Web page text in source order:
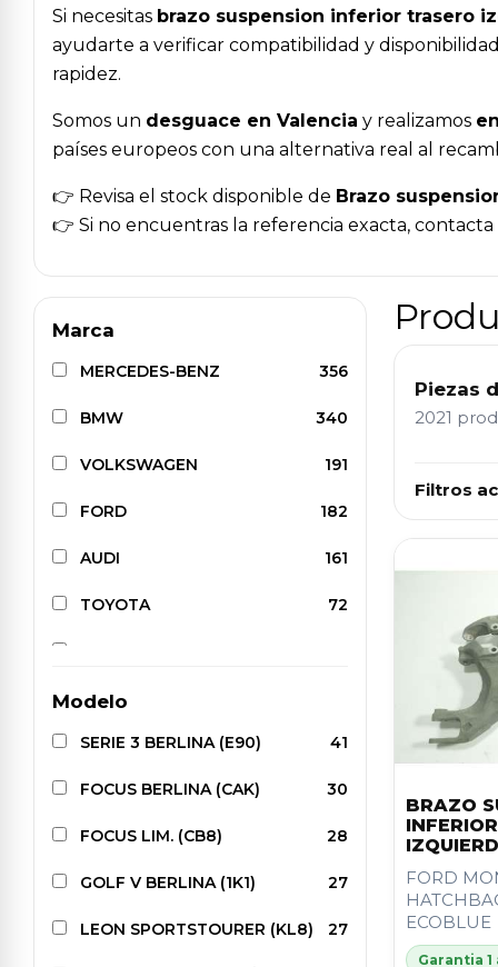
Si necesitas brazo suspension inferior trasero
ayudarte a verificar compatibilidad y
rapidez.
Somos un desguace en Valencia y realizamos
países europeos con una alternativa real al
👉 Revisa el stock disponible de Brazo
👉 Si no encuentras la referencia exacta, contacta
Marca
MERCEDES-BENZ 356
BMW 340
VOLKSWAGEN 191
FORD 182
AUDI 161
TOYOTA 72
PEUGEOT
SEAT 51
KIA 49
CUPRA 47
OPEL 47
PORSCHE 42
Modelo
SERIE 3 BERLINA (E90) 41
FOCUS BERLINA (CAK) 30
FOCUS LIM. (CB8) 28
GOLF V BERLINA (1K1) 27
LEON SPORTSTOURER (KL8) 27
Piezas
2021
Filtros
BRAZO
FORD
ECOBLUE
Garantia 1